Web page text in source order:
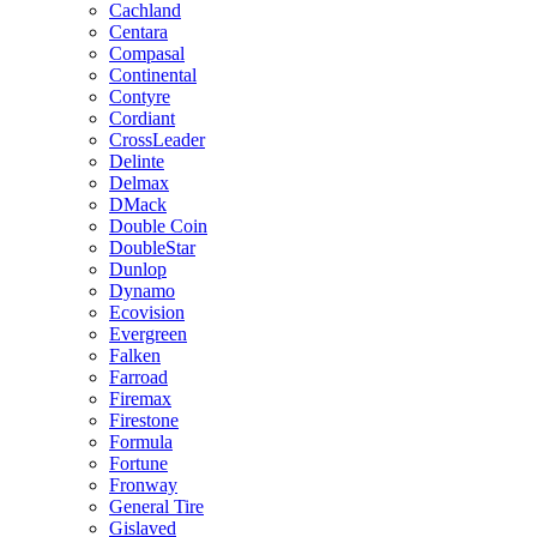
Cachland
Centara
Compasal
Continental
Contyre
Cordiant
CrossLeader
Delinte
Delmax
DMack
Double Coin
DoubleStar
Dunlop
Dynamo
Ecovision
Evergreen
Falken
Farroad
Firemax
Firestone
Formula
Fortune
Fronway
General Tire
Gislaved